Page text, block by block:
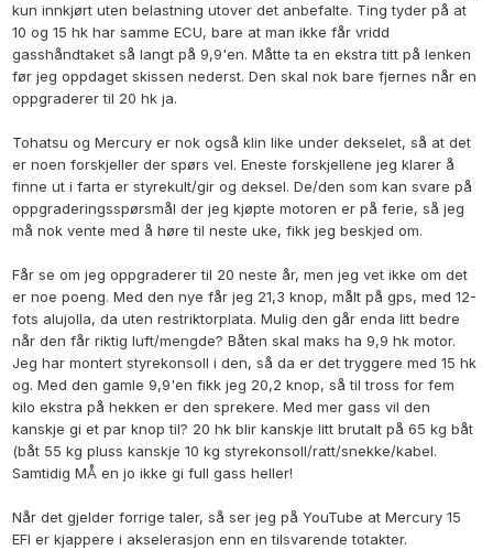
kun innkjørt uten belastning utover det anbefalte. Ting tyder på at
10 og 15 hk har samme ECU, bare at man ikke får vridd
gasshåndtaket så langt på 9,9'en. Måtte ta en ekstra titt på lenken
før jeg oppdaget skissen nederst. Den skal nok bare fjernes når en
oppgraderer til 20 hk ja.
Tohatsu og Mercury er nok også klin like under dekselet, så at det
er noen forskjeller der spørs vel. Eneste forskjellene jeg klarer å
finne ut i farta er styrekult/gir og deksel. De/den som kan svare på
oppgraderingsspørsmål der jeg kjøpte motoren er på ferie, så jeg
må nok vente med å høre til neste uke, fikk jeg beskjed om.
Får se om jeg oppgraderer til 20 neste år, men jeg vet ikke om det
er noe poeng. Med den nye får jeg 21,3 knop, målt på gps, med 12-
fots alujolla, da uten restriktorplata. Mulig den går enda litt bedre
når den får riktig luft/mengde? Båten skal maks ha 9,9 hk motor.
Jeg har montert styrekonsoll i den, så da er det tryggere med 15 hk
og. Med den gamle 9,9'en fikk jeg 20,2 knop, så til tross for fem
kilo ekstra på hekken er den sprekere. Med mer gass vil den
kanskje gi et par knop til? 20 hk blir kanskje litt brutalt på 65 kg båt
(båt 55 kg pluss kanskje 10 kg styrekonsoll/ratt/snekke/kabel.
Samtidig MÅ en jo ikke gi full gass heller!
Når det gjelder forrige taler, så ser jeg på YouTube at Mercury 15
EFI er kjappere i akselerasjon enn en tilsvarende totakter.